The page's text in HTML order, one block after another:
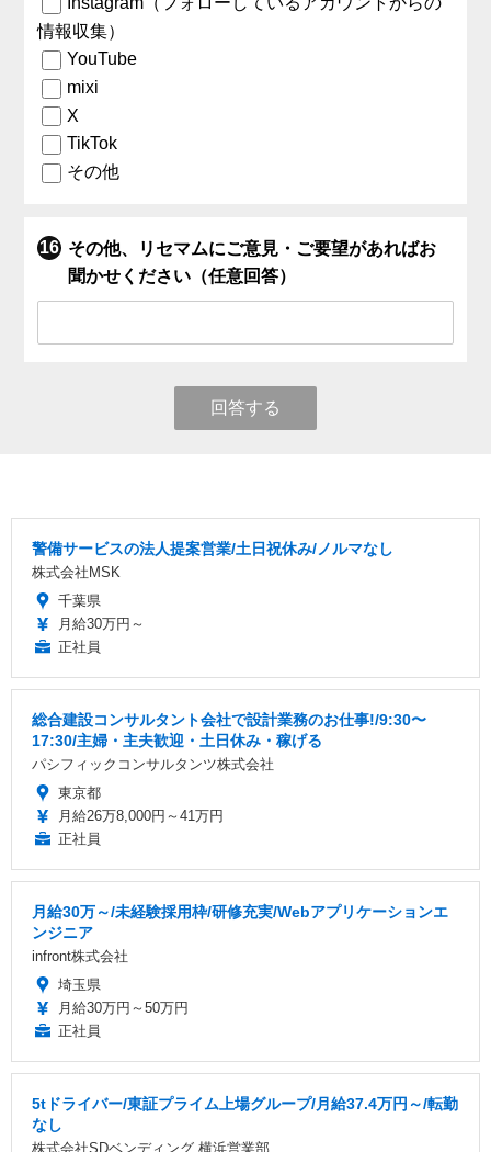
情報収集）
YouTube
mixi
X
TikTok
その他
その他、リセマムにご意見・ご要望があればお
聞かせください（任意回答）
回答する
警備サービスの法人提案営業/土日祝休み/ノルマなし
株式会社MSK
千葉県
月給30万円～
正社員
総合建設コンサルタント会社で設計業務のお仕事!/9:30〜
17:30/主婦・主夫歓迎・土日休み・稼げる
パシフィックコンサルタンツ株式会社
東京都
月給26万8,000円～41万円
正社員
月給30万～/未経験採用枠/研修充実/Webアプリケーションエ
ンジニア
infront株式会社
埼玉県
月給30万円～50万円
正社員
5tドライバー/東証プライム上場グループ/月給37.4万円～/転勤
なし
株式会社SDベンディング 横浜営業部